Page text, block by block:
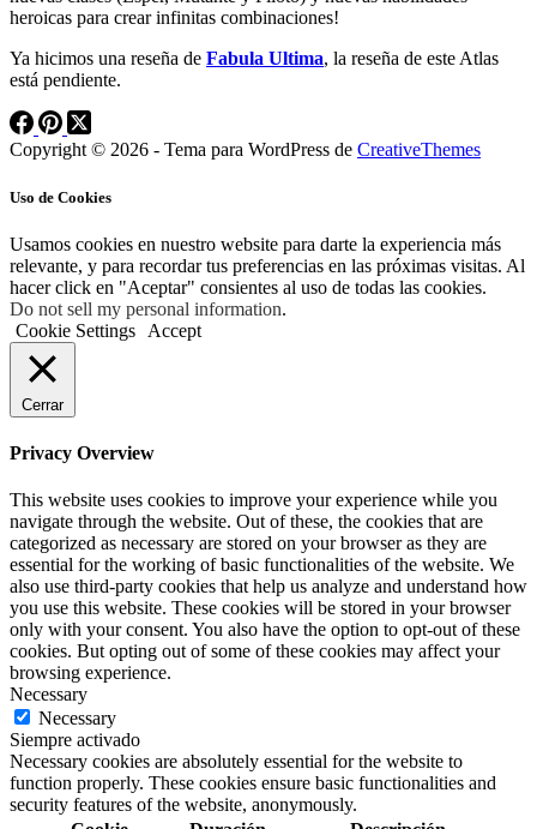
heroicas para crear infinitas combinaciones!
Ya hicimos una reseña de Fabula Ultima, la reseña de este Atlas
está pendiente.
Copyright © 2026 - Tema para WordPress de CreativeThemes
Uso de Cookies
Usamos cookies en nuestro website para darte la experiencia más
relevante, y para recordar tus preferencias en las próximas visitas. Al
hacer click en "Aceptar" consientes al uso de todas las cookies.
Do not sell my personal information.
Cookie Settings
Accept
Cerrar
Privacy Overview
This website uses cookies to improve your experience while you
navigate through the website. Out of these, the cookies that are
categorized as necessary are stored on your browser as they are
essential for the working of basic functionalities of the website. We
also use third-party cookies that help us analyze and understand how
you use this website. These cookies will be stored in your browser
only with your consent. You also have the option to opt-out of these
cookies. But opting out of some of these cookies may affect your
browsing experience.
Necessary
Necessary
Siempre activado
Necessary cookies are absolutely essential for the website to
function properly. These cookies ensure basic functionalities and
security features of the website, anonymously.